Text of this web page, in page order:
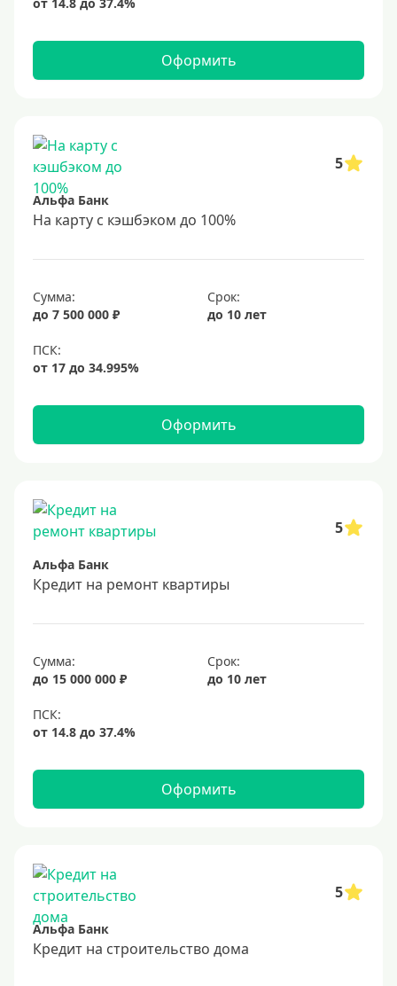
До 75 лет
До 80 лет
Студентам
С 18 лет
С 19 лет
С 20 лет
С 23 лет
Обеспечение
Без обеспечения
В банке под залог
Под залог недвижимости
Срок
Долгосрочные
2 года
3 года
4 года
9 лет
10 лет
15 лет
20 лет
Оформить
5
Альфа Банк
На карту с кэшбэком до 100%
Сумма:
до 7 500 000 ₽
Срок:
до 10 лет
Оформить
5
Альфа Банк
Кредит на ремонт квартиры
Сумма:
до 15 000 000 ₽
Срок:
до 10 лет
Оформить
5
Альфа Банк
Кредит на строительство дома